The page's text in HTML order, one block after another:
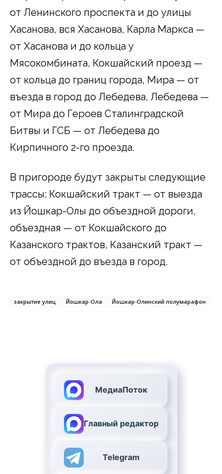
от Ленинского проспекта и до улицы
Хасанова, вся Хасанова, Карла Маркса —
от Хасанова и до кольца у
Мясокомбината, Кокшайский проезд —
от кольца до границ города, Мира — от
въезда в город до Лебедева, Лебедева —
от Мира до Героев Сталинградской
Битвы и ГСБ — от Лебедева до
Кирпичного 2-го проезда.
В пригороде будут закрыты следующие
трассы: Кокшайский тракт — от выезда
из Йошкар-Олы до объездной дороги,
объездная — от Кокшайского до
Казанского трактов, Казанский тракт —
от объездной до въезда в город.
закрытие улиц Йошкар-Ола Йошкар-Олинский полумарафон
МедиаПоток
Главный редактор
Telegram